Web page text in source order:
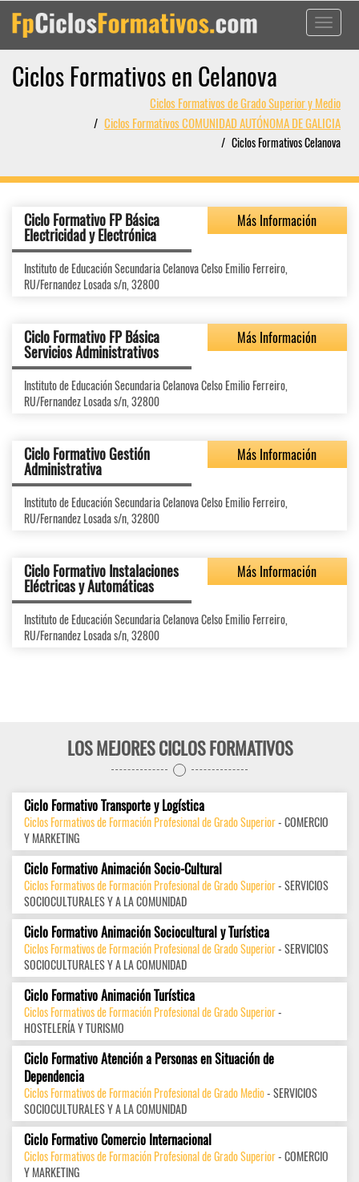
Toggle
Ciclos Formativos en Celanova
Ciclos Formativos de Grado Superior y Medio
Ciclos Formativos COMUNIDAD AUTÓNOMA DE GALICIA
Ciclos Formativos Celanova
Ciclo Formativo FP Básica
Electricidad y Electrónica
Más Información
Instituto de Educación Secundaria Celanova Celso Emilio Ferreiro,
RU/Fernandez Losada s/n, 32800
Ciclo Formativo FP Básica
Servicios Administrativos
Más Información
Instituto de Educación Secundaria Celanova Celso Emilio Ferreiro,
RU/Fernandez Losada s/n, 32800
Ciclo Formativo Gestión
Administrativa
Más Información
Instituto de Educación Secundaria Celanova Celso Emilio Ferreiro,
RU/Fernandez Losada s/n, 32800
Ciclo Formativo Instalaciones
Eléctricas y Automáticas
Más Información
Instituto de Educación Secundaria Celanova Celso Emilio Ferreiro,
RU/Fernandez Losada s/n, 32800
LOS MEJORES CICLOS FORMATIVOS
Ciclo Formativo Transporte y Logística
Ciclos Formativos de Formación Profesional de Grado Superior- COMERCIO
Y MARKETING
Ciclo Formativo Animación Socio-Cultural
Ciclos Formativos de Formación Profesional de Grado Superior- SERVICIOS
SOCIOCULTURALES Y A LA COMUNIDAD
Ciclo Formativo Animación Sociocultural y Turística
Ciclos Formativos de Formación Profesional de Grado Superior- SERVICIOS
SOCIOCULTURALES Y A LA COMUNIDAD
Ciclo Formativo Animación Turística
Ciclos Formativos de Formación Profesional de Grado Superior-
HOSTELERÍA Y TURISMO
Ciclo Formativo Atención a Personas en Situación de
Dependencia
Ciclos Formativos de Formación Profesional de Grado Medio- SERVICIOS
SOCIOCULTURALES Y A LA COMUNIDAD
Ciclo Formativo Comercio Internacional
Ciclos Formativos de Formación Profesional de Grado Superior- COMERCIO
Y MARKETING